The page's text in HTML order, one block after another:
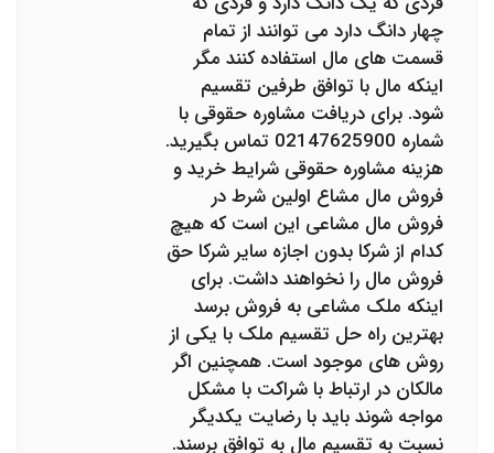
چهار دانگ دارد می توانند از تمام
قسمت های مال استفاده کنند مگر
اینکه مال با توافق طرفین تقسیم
شود. برای دریافت مشاوره حقوقی با
شماره 02147625900 تماس بگیرید.
هزینه مشاوره حقوقی شرایط خرید و
فروش مال مشاع اولین شرط در
فروش مال مشاعی این است که هیچ
کدام از شرکا بدون اجازه سایر شرکا حق
فروش مال را نخواهند داشت. برای
اینکه ملک مشاعی به فروش برسد
بهترین راه حل تقسیم ملک با یکی از
روش های موجود است. همچنین اگر
مالکان در ارتباط با شراکت با مشکل
مواجه شوند باید با رضایت یکدیگر
نسبت به تقسیم مال به توافق برسند.